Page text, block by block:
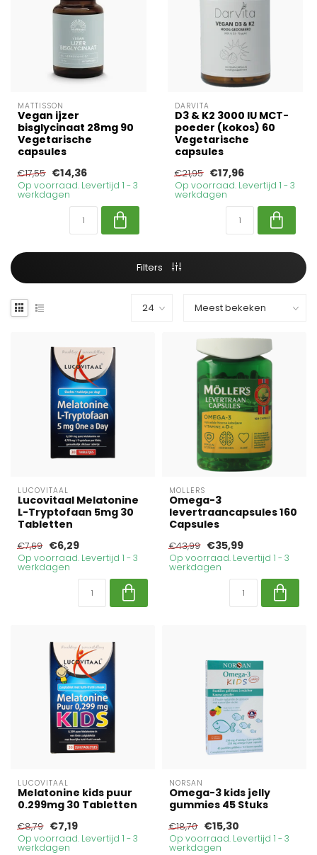
MATTISSON
Vegan ijzer
bisglycinaat 28mg 90
Vegetarische
capsules
€17,55 €14,36
Op voorraad. Levertijd 1 - 3
werkdagen
DARVITA
D3 & K2 3000 IU MCT-
poeder (kokos) 60
Vegetarische
capsules
€21,95 €17,96
Op voorraad. Levertijd 1 - 3
werkdagen
Filters
LUCOVITAAL
Lucovitaal Melatonine
L-Tryptofaan 5mg 30
Tabletten
€7,69 €6,29
Op voorraad. Levertijd 1 - 3
werkdagen
MOLLERS
Omega-3
levertraancapsules 160
Capsules
€43,99 €35,99
Op voorraad. Levertijd 1 - 3
werkdagen
LUCOVITAAL
Melatonine kids puur
0.299mg 30 Tabletten
€8,79 €7,19
Op voorraad. Levertijd 1 - 3
werkdagen
NORSAN
Omega-3 kids jelly
gummies 45 Stuks
€18,70 €15,30
Op voorraad. Levertijd 1 - 3
werkdagen